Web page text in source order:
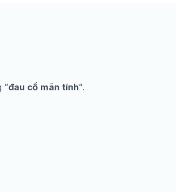
“đau cổ mãn tính”.